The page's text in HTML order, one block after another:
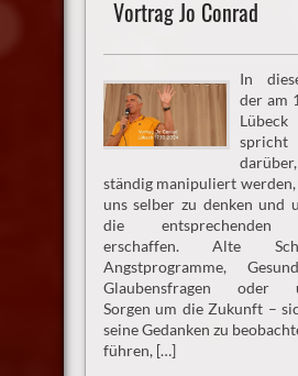
Vortrag Jo Conrad
In
der am
ständig manipuliert
uns selber zu denken und
die entsprechenden
erschaffen. Alte
Angstprogramme,
Glaubensfragen oder
Sorgen um die Zukunft –
seine Gedanken zu
führen, […]